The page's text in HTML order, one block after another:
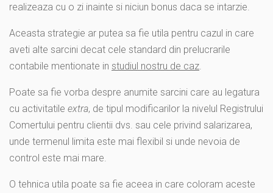
realizeaza cu o zi inainte si niciun bonus daca se intarzie.
Aceasta strategie ar putea sa fie utila pentru cazul in care
aveti alte sarcini decat cele standard din prelucrarile
contabile mentionate in studiul nostru de caz
Poate sa fie vorba despre anumite sarcini care au legatura
cu activitatile extra, de tipul modificarilor la nivelul Registrului
Comertului pentru clientii dvs. sau cele privind salarizarea,
unde termenul limita este mai flexibil si unde nevoia de
control este mai mare.
O tehnica utila poate sa fie aceea in care coloram aceste